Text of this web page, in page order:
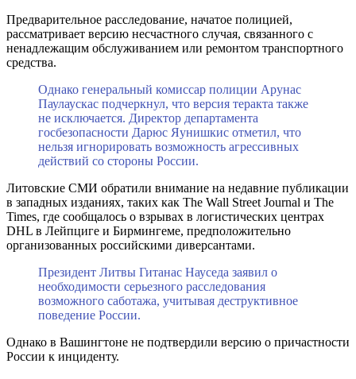
Предварительное расследование, начатое полицией,
рассматривает версию несчастного случая, связанного с
ненадлежащим обслуживанием или ремонтом транспортного
средства.
Однако генеральный комиссар полиции Арунас
Паулаускас подчеркнул, что версия теракта также
не исключается. Директор департамента
госбезопасности Дарюс Яунишкис отметил, что
нельзя игнорировать возможность агрессивных
действий со стороны России.
Литовские СМИ обратили внимание на недавние публикации
в западных изданиях, таких как The Wall Street Journal и The
Times, где сообщалось о взрывах в логистических центрах
DHL в Лейпциге и Бирмингеме, предположительно
организованных российскими диверсантами.
Президент Литвы Гитанас Науседа заявил о
необходимости серьезного расследования
возможного саботажа, учитывая деструктивное
поведение России.
Однако в Вашингтоне не подтвердили версию о причастности
России к инциденту.